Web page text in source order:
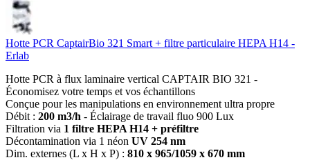
Hotte PCR CaptairBio 321 Smart + filtre particulaire HEPA H14 -
Erlab
Hotte PCR à flux laminaire vertical CAPTAIR BIO 321 -
Économisez votre temps et vos échantillons
Conçue pour les manipulations en environnement ultra propre
Débit : 200 m3/h - Éclairage de travail fluo 900 Lux
Filtration via 1 filtre HEPA H14 + préfiltre
Décontamination via 1 néon UV 254 nm
Dim. externes (L x H x P) : 810 x 965/1059 x 670 mm